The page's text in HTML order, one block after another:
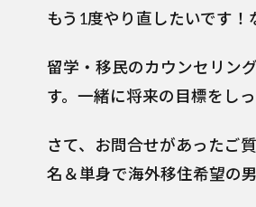
もう1度やり直したいです！
留学・移民のカウンセリン
す。一緒に将来の目標をし
さて、お問合せがあったご
名＆単身で海外移住希望の男